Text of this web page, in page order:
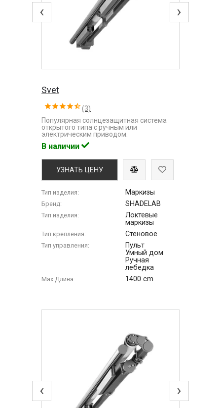
‹ ›
Svet
(3)
Популярная солнцезащитная система
открытого типа с ручным или
электрическим приводом.
В наличии
УЗНАТЬ ЦЕНУ
Тип изделия: Маркизы
Бренд: SHADELAB
Тип изделия:
Локтевые
маркизы
Тип крепления: Стеновое
Тип управления:
Пульт
Умный дом
Ручная
лебедка
Max Длина: 1400 cm
‹ ›